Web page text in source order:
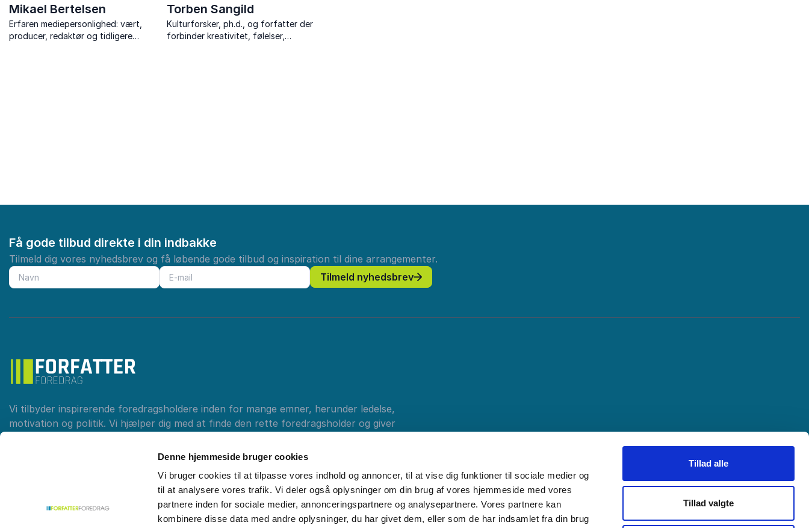
Denne hjemmeside bruger cookies
Vi bruger cookies til at tilpasse vores indhold og annoncer, til at vise dig funktioner til sociale medier og
til at analysere vores trafik. Vi deler også oplysninger om din brug af vores hjemmeside med vores
partnere inden for sociale medier, annonceringspartnere og analysepartnere. Vores partnere kan
kombinere disse data med andre oplysninger, du har givet dem, eller som de har indsamlet fra din brug
Tillad alle
Tillad valgte
Mikael Bertelsen
Erfaren mediepersonlighed: vært,
producer, redaktør og tidligere
Torben Sangild
Kulturforsker, ph.d., og forfatter der
forbinder kreativitet, følelser,
Få gode tilbud direkte i din indbakke
Tilmeld dig vores nyhedsbrev og få løbende gode tilbud og inspiration til dine arrangementer.
Tilmeld nyhedsbrev
Vi tilbyder inspirerende foredragsholdere inden for mange emner, herunder ledelse,
motivation og politik. Vi hjælper dig med at finde den rette foredragsholder og giver
Kontakt 35 12 12 99